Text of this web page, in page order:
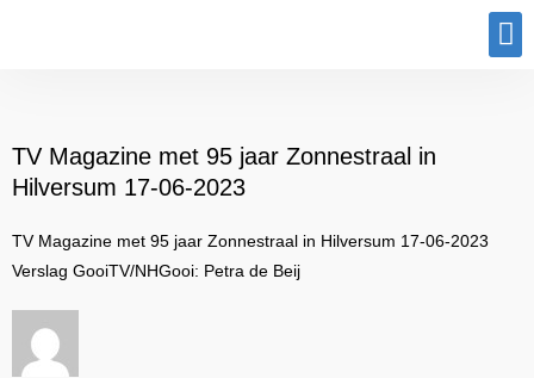
TV Magazine met 95 jaar Zonnestraal in
Hilversum 17-06-2023
TV Magazine met 95 jaar Zonnestraal in Hilversum 17-06-2023
Verslag GooiTV/NHGooi: Petra de Beij